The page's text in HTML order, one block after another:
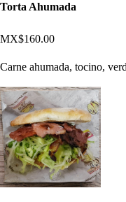
Torta Ahumada
MX$160.00
Carne ahumada, tocino,